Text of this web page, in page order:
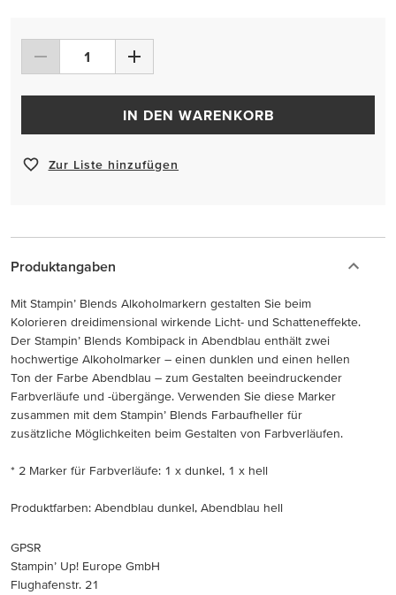
IN DEN WARENKORB
Zur Liste hinzufügen
Produktangaben
Mit Stampin’ Blends Alkoholmarkern gestalten Sie beim
Kolorieren dreidimensional wirkende Licht- und Schatteneffekte.
Der Stampin’ Blends Kombipack in Abendblau enthält zwei
hochwertige Alkoholmarker – einen dunklen und einen hellen
Ton der Farbe Abendblau – zum Gestalten beeindruckender
Farbverläufe und -übergänge. Verwenden Sie diese Marker
zusammen mit dem Stampin’ Blends Farbaufheller für
zusätzliche Möglichkeiten beim Gestalten von Farbverläufen.
* 2 Marker für Farbverläufe: 1 x dunkel, 1 x hell
Produktfarben: Abendblau dunkel, Abendblau hell
GPSR
Stampin’ Up! Europe GmbH
Flughafenstr. 21